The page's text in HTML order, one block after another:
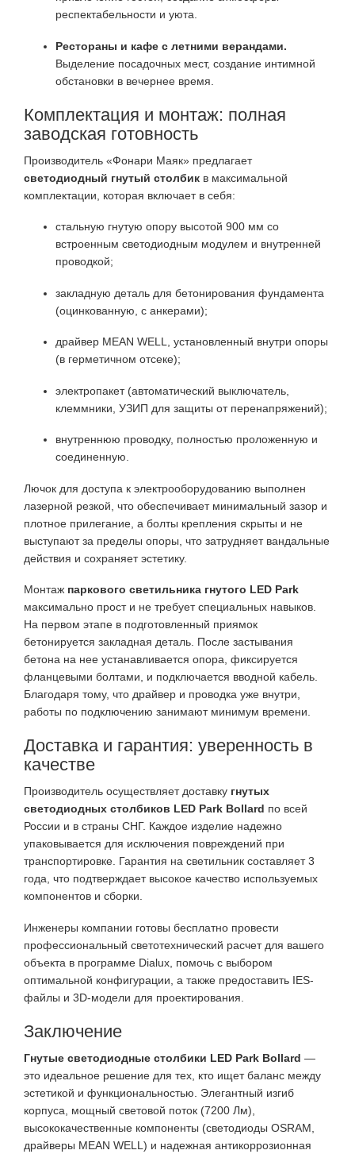
респектабельности и уюта.
Рестораны и кафе с летними верандами.
Выделение посадочных мест, создание интимной
обстановки в вечернее время.
Комплектация и монтаж: полная
заводская готовность
Производитель «Фонари Маяк» предлагает
светодиодный гнутый столбик в максимальной
комплектации, которая включает в себя:
стальную гнутую опору высотой 900 мм со
встроенным светодиодным модулем и внутренней
проводкой;
закладную деталь для бетонирования фундамента
(оцинкованную, с анкерами);
драйвер MEAN WELL, установленный внутри опоры
(в герметичном отсеке);
электропакет (автоматический выключатель,
клеммники, УЗИП для защиты от перенапряжений);
внутреннюю проводку, полностью проложенную и
соединенную.
Лючок для доступа к электрооборудованию выполнен
лазерной резкой, что обеспечивает минимальный зазор и
плотное прилегание, а болты крепления скрыты и не
выступают за пределы опоры, что затрудняет вандальные
действия и сохраняет эстетику.
Монтаж паркового светильника гнутого LED Park
максимально прост и не требует специальных навыков.
На первом этапе в подготовленный приямок
бетонируется закладная деталь. После застывания
бетона на нее устанавливается опора, фиксируется
фланцевыми болтами, и подключается вводной кабель.
Благодаря тому, что драйвер и проводка уже внутри,
работы по подключению занимают минимум времени.
Доставка и гарантия: уверенность в
качестве
Производитель осуществляет доставку гнутых
светодиодных столбиков LED Park Bollard по всей
России и в страны СНГ. Каждое изделие надежно
упаковывается для исключения повреждений при
транспортировке. Гарантия на светильник составляет 3
года, что подтверждает высокое качество используемых
компонентов и сборки.
Инженеры компании готовы бесплатно провести
профессиональный светотехнический расчет для вашего
объекта в программе Dialux, помочь с выбором
оптимальной конфигурации, а также предоставить IES-
файлы и 3D-модели для проектирования.
Заключение
Гнутые светодиодные столбики LED Park Bollard —
это идеальное решение для тех, кто ищет баланс между
эстетикой и функциональностью. Элегантный изгиб
корпуса, мощный световой поток (7200 Лм),
высококачественные компоненты (светодиоды OSRAM,
драйверы MEAN WELL) и надежная антикоррозионная